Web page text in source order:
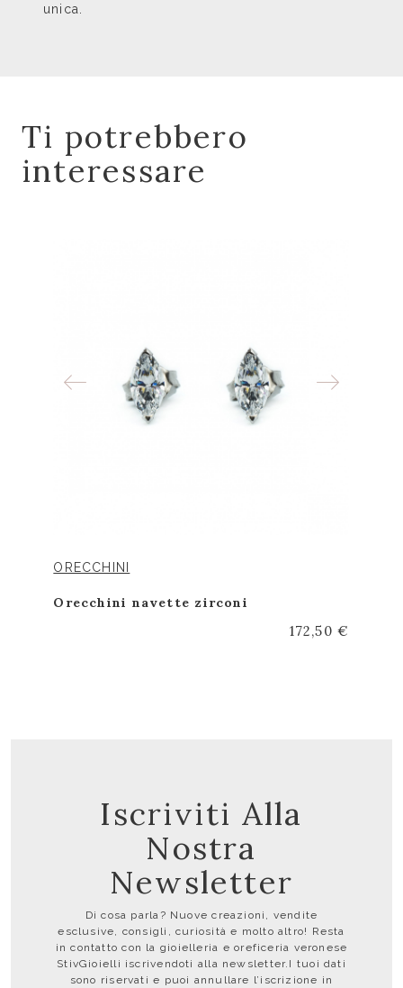
unica.
Ti potrebbero
interessare
ORECCHINI
Orecchini navette zirconi
172,50 €
Iscriviti Alla
Nostra
Newsletter
Di cosa parla? Nuove creazioni, vendite
esclusive, consigli, curiosità e molto altro! Resta
in contatto con la gioielleria e oreficeria veronese
StivGioielli iscrivendoti alla newsletter.I tuoi dati
sono riservati e puoi annullare l’iscrizione in